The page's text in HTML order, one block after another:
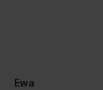
Ewa